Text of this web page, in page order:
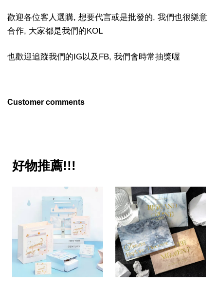
歡迎各位客人選購, 想要代言或是批發的, 我們也很樂意
合作, 大家都是我們的KOL
也歡迎追蹤我們的IG以及FB, 我們會時常抽獎喔
Customer comments
好物推薦!!!